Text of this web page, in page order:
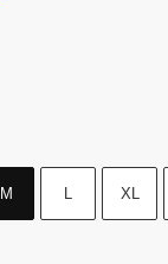
M L XL